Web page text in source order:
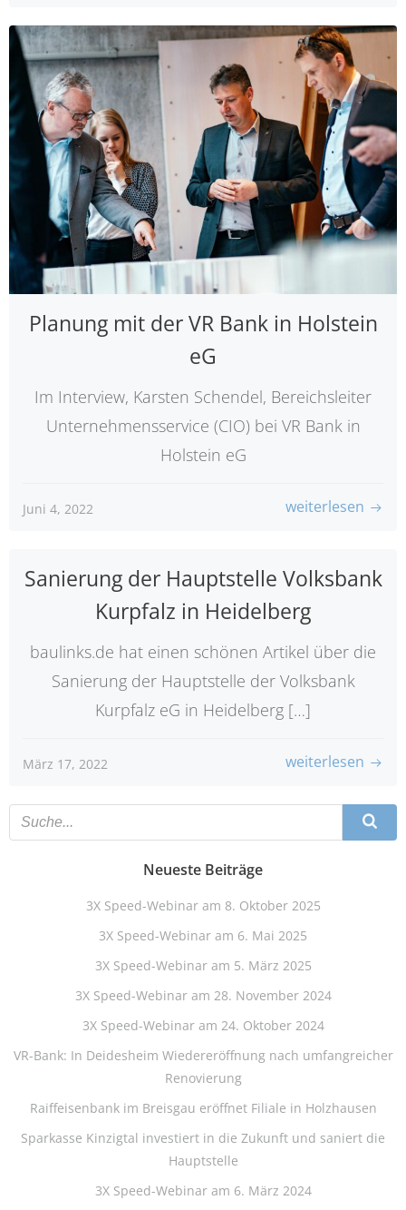
Planung mit der VR Bank in Holstein
eG
Im Interview, Karsten Schendel, Bereichsleiter
Unternehmensservice (CIO) bei VR Bank in
Holstein eG
Juni 4, 2022 weiterlesen
Sanierung der Hauptstelle Volksbank
Kurpfalz in Heidelberg
baulinks.de hat einen schönen Artikel über die
Sanierung der Hauptstelle der Volksbank
Kurpfalz eG in Heidelberg […]
März 17, 2022 weiterlesen
Neueste Beiträge
3X Speed-Webinar am 8. Oktober 2025
3X Speed-Webinar am 6. Mai 2025
3X Speed-Webinar am 5. März 2025
3X Speed-Webinar am 28. November 2024
3X Speed-Webinar am 24. Oktober 2024
VR-Bank: In Deidesheim Wiedereröffnung nach umfangreicher
Renovierung
Raiffeisenbank im Breisgau eröffnet Filiale in Holzhausen
Sparkasse Kinzigtal investiert in die Zukunft und saniert die
Hauptstelle
3X Speed-Webinar am 6. März 2024